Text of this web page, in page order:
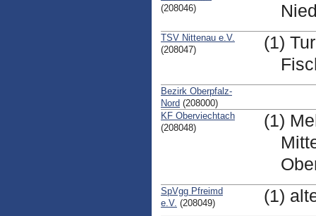
(208046)
TSV Nittenau e.V.
(208047)
(1)
Bezirk Oberpfalz-
Nord (208000)
KF Oberviechtach
(208048)
(1)
SpVgg Pfreimd
e.V. (208049) (1)